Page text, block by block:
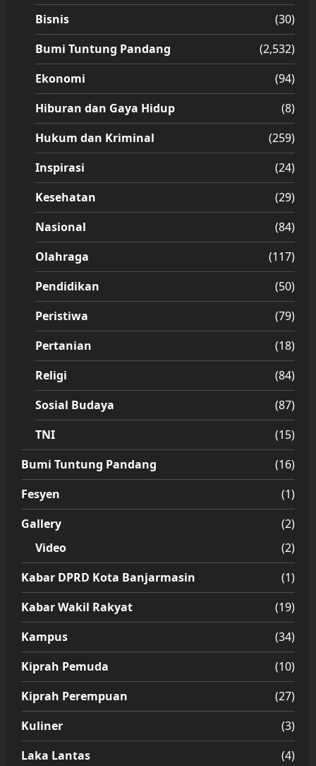
Bisnis
(30)
Bumi Tuntung Pandang
(2,532)
Ekonomi
(94)
Hiburan dan Gaya Hidup
(8)
Hukum dan Kriminal
(259)
Inspirasi
(24)
Kesehatan
(29)
Nasional
(84)
Olahraga
(117)
Pendidikan
(50)
Peristiwa
(79)
Pertanian
(18)
Religi
(84)
Sosial Budaya
(87)
TNI
(15)
Bumi Tuntung Pandang
(16)
Fesyen
(1)
Gallery
(2)
Video
(2)
Kabar DPRD Kota Banjarmasin
(1)
Kabar Wakil Rakyat
(19)
Kampus
(34)
Kiprah Pemuda
(10)
Kiprah Perempuan
(27)
Kuliner
(3)
Laka Lantas
(4)